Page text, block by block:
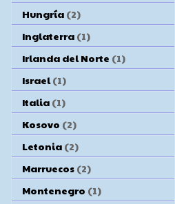
Hungría (2)
Inglaterra (1)
Irlanda del Norte (1)
Israel (1)
Italia (1)
Kosovo (2)
Letonia (2)
Marruecos (2)
Montenegro (1)